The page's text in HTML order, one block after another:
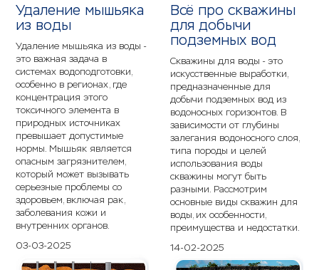
Удаление мышьяка
из воды
Удаление мышьяка из воды -
это важная задача в
системах водоподготовки,
особенно в регионах, где
концентрация этого
токсичного элемента в
природных источниках
превышает допустимые
нормы. Мышьяк является
опасным загрязнителем,
который может вызывать
серьезные проблемы со
здоровьем, включая рак,
заболевания кожи и
внутренних органов.
03-03-2025
Всё про скважины
для добычи
подземных вод
Скважины для воды - это
искусственные выработки,
предназначенные для
добычи подземных вод из
водоносных горизонтов. В
зависимости от глубины
залегания водоносного слоя,
типа породы и целей
использования воды
скважины могут быть
разными. Рассмотрим
основные виды скважин для
воды, их особенности,
преимущества и недостатки.
14-02-2025